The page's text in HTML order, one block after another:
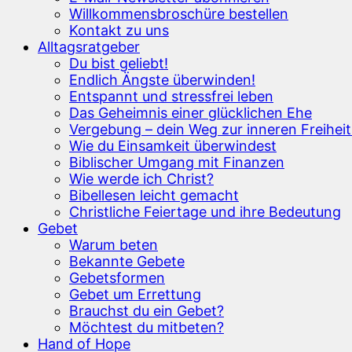
Willkommensbroschüre bestellen
Kontakt zu uns
Alltagsratgeber
Du bist geliebt!
Endlich Ängste überwinden!
Entspannt und stressfrei leben
Das Geheimnis einer glücklichen Ehe
Vergebung – dein Weg zur inneren
Wie du Einsamkeit überwindest
Biblischer Umgang mit Finanzen
Wie werde ich Christ?
Bibellesen leicht gemacht
Christliche Feiertage und ihre Bedeutung
Gebet
Warum beten
Bekannte Gebete
Gebetsformen
Gebet um Errettung
Brauchst du ein Gebet?
Möchtest du mitbeten?
Hand of Hope